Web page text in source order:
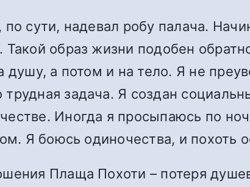
сути, надевал робу палача.
Такой образ жизни подобен
душу, а потом и на тело. Я не
задача. Я создан
Иногда я просыпаюсь по
Я боюсь одиночества, и похоть
Плаща Похоти – потеря